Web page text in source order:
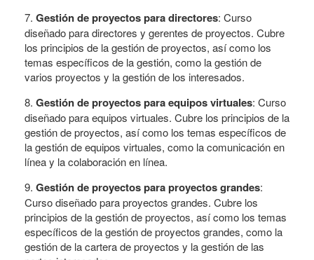
7. Gestión de proyectos para directores: Curso
diseñado para directores y gerentes de proyectos. Cubre
los principios de la gestión de proyectos, así como los
temas específicos de la gestión, como la gestión de
varios proyectos y la gestión de los interesados.
8. Gestión de proyectos para equipos virtuales: Curso
diseñado para equipos virtuales. Cubre los principios de la
gestión de proyectos, así como los temas específicos de
la gestión de equipos virtuales, como la comunicación en
línea y la colaboración en línea.
9. Gestión de proyectos para proyectos grandes:
Curso diseñado para proyectos grandes. Cubre los
principios de la gestión de proyectos, así como los temas
específicos de la gestión de proyectos grandes, como la
gestión de la cartera de proyectos y la gestión de las